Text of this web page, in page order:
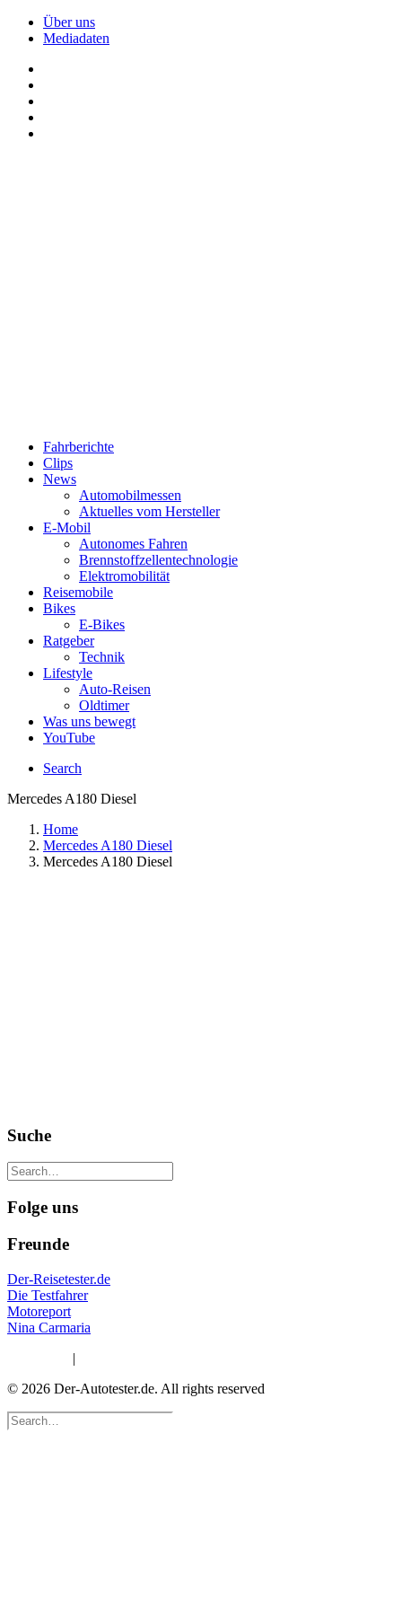
Über uns
Mediadaten
Fahrberichte
Clips
News
Automobilmessen
Aktuelles vom Hersteller
E-Mobil
Autonomes Fahren
Brennstoffzellentechnologie
Elektromobilität
Reisemobile
Bikes
E-Bikes
Ratgeber
Technik
Lifestyle
Auto-Reisen
Oldtimer
Was uns bewegt
YouTube
Search
Mercedes A180 Diesel
Home
Mercedes A180 Diesel
Mercedes A180 Diesel
Suche
Folge uns
Freunde
Der-Reisetester.de
Die Testfahrer
Motoreport
Nina Carmaria
|
© 2026 Der-Autotester.de. All rights reserved